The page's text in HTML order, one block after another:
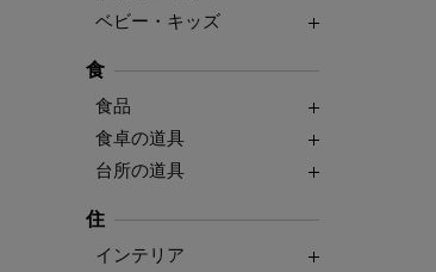
ベビー・キッズ
食
食品
食卓の道具
台所の道具
住
インテリア